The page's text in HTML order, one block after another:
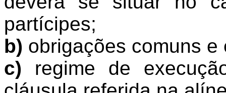
partícipes;
b) obrigações comuns
c) regime de